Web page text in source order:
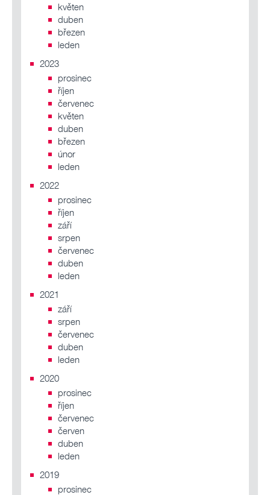
květen
duben
březen
leden
2023
prosinec
říjen
červenec
květen
duben
březen
únor
leden
2022
prosinec
říjen
září
srpen
červenec
duben
leden
2021
září
srpen
červenec
duben
leden
2020
prosinec
říjen
červenec
červen
duben
leden
2019
prosinec